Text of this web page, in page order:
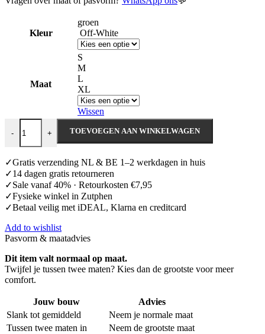
Kleur
groen
Off-White
Maat
S
M
L
XL
Wissen
-
Drykorn Taldor Shirt aantal
+ TOEVOEGEN AAN WINKELWAGEN
✓Gratis verzending NL & BE 1–2 werkdagen in huis
✓14 dagen gratis retourneren
✓Sale vanaf 40% · Retourkosten €7,95
✓Fysieke winkel in Zutphen
✓Betaal veilig met iDEAL, Klarna en creditcard
Add to wishlist
Pasvorm & maatadvies
Dit item valt normaal op maat.
Twijfel je tussen twee maten? Kies dan de grootste voor meer
comfort.
Jouw bouw
Advies
Slank tot gemiddeld
Neem je normale maat
Tussen twee maten in
Neem de grootste maat